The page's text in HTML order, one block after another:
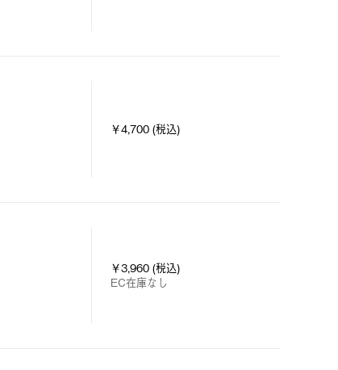
￥4,700 (税込)
￥3,960 (税込)
EC在庫なし